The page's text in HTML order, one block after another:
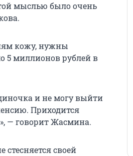
мыслью было очень
кожу, нужны
5 миллионоврублей в
и не могу выйти
Приходится
— говорит Жасмина.
стесняется своей